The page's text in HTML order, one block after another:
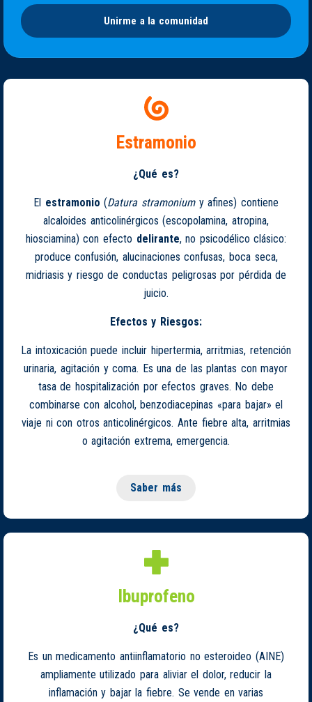
Unirme a la comunidad
Estramonio
¿Qué es?
El estramonio (Datura stramoniumy afines) contiene
alcaloides anticolinérgicos (escopolamina, atropina,
hiosciamina) con efecto delirante, no psicodélico clásico:
produce confusión, alucinaciones confusas, boca seca,
midriasis y riesgo de conductas peligrosas por pérdida de
juicio.
Efectos y Riesgos:
La intoxicación puede incluir hipertermia, arritmias, retención
urinaria, agitación y coma. Es una de las plantas con mayor
tasa de hospitalización por efectos graves. No debe
combinarse con alcohol, benzodiacepinas «para bajar» el
viaje ni con otros anticolinérgicos. Ante fiebre alta, arritmias
o agitación extrema, emergencia.
Saber más
Ibuprofeno
¿Qué es?
Es un medicamento antiinflamatorio no esteroideo (AINE)
ampliamente utilizado para aliviar el dolor, reducir la
inflamación y bajar la fiebre. Se vende en varias